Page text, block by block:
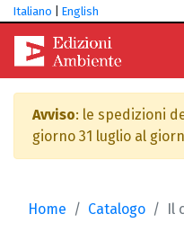
Italiano English
Avviso: le spedizioni
giorno 31 luglio al
Home Catalogo Il